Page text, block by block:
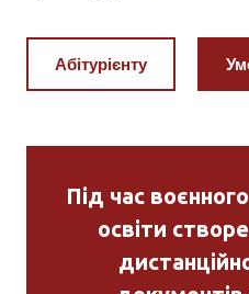
6. Копія військового
приписку для
Абітурієнту
Під час